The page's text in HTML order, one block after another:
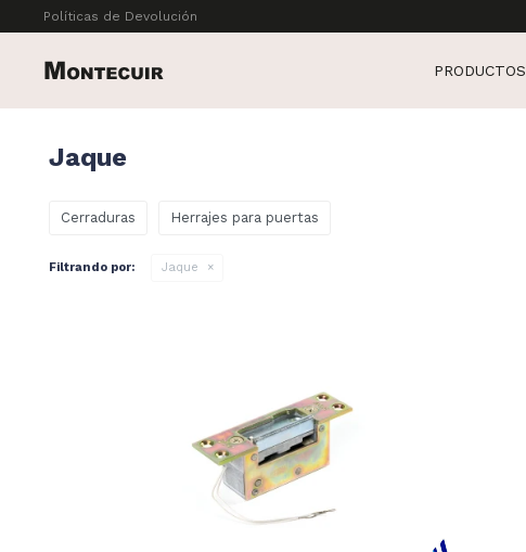
PRODUCTOS
Políticas de Devolución
Jaque
Cerraduras Herrajes para puertas
Filtrando por: Jaque